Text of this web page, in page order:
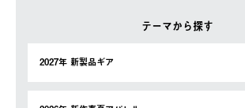
テーマから探す
2027年 新製品ギア